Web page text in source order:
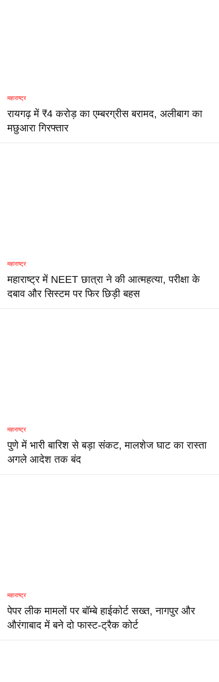
महाराष्ट्र
रायगढ़ में ₹4 करोड़ का एम्बरग्रीस बरामद, अलीबाग का
मछुआरा गिरफ्तार
महाराष्ट्र
महाराष्ट्र में NEET छात्रा ने की आत्महत्या, परीक्षा के
दबाव और सिस्टम पर फिर छिड़ी बहस
महाराष्ट्र
पुणे में भारी बारिश से बड़ा संकट, मालशेज घाट का रास्ता
अगले आदेश तक बंद
महाराष्ट्र
पेपर लीक मामलों पर बॉम्बे हाईकोर्ट सख्त, नागपुर और
औरंगाबाद में बने दो फास्ट-ट्रैक कोर्ट